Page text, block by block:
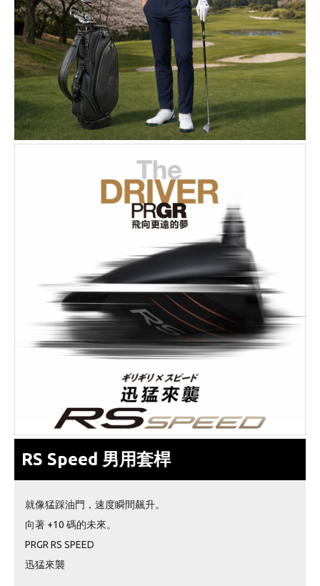
RS Speed 男用套桿
就像猛踩油門，速度瞬間飆升。
向著 +10 碼的未來。
PRGR RS SPEED
迅猛來襲